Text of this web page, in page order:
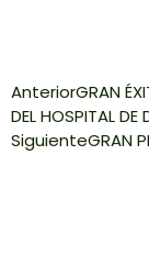
AnteriorGRAN
DEL HOSPITAL DE
SiguienteGRAN